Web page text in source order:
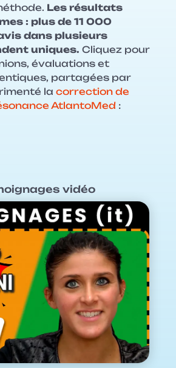
Les résultats
: plus de 11 000
dans plusieurs
uniques. Cliquez pour
évaluations et
partagées par
la correction de
AtlantoMed :
vidéo